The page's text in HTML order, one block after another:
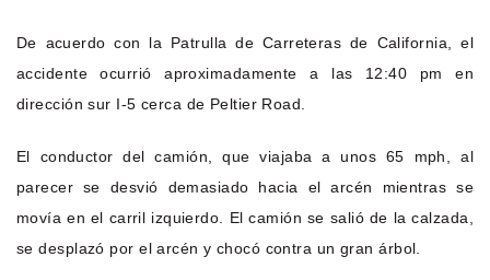
De acuerdo con la Patrulla de Carreteras de California, el
accidente ocurrió aproximadamente a las 12:40 pm en
dirección sur I-5 cerca de Peltier Road.
El conductor del camión, que viajaba a unos 65 mph, al
parecer se desvió demasiado hacia el arcén mientras se
movía en el carril izquierdo. El camión se salió de la calzada,
se desplazó por el arcén y chocó contra un gran árbol.